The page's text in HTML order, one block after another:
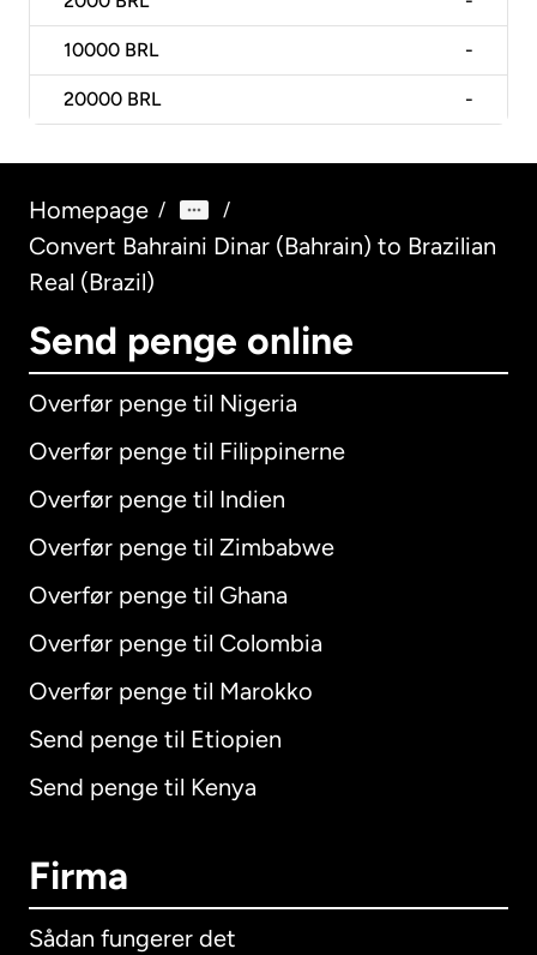
10000 BRL -
20000 BRL -
Homepage / /
Convert Bahraini Dinar (Bahrain) to Brazilian
Real (Brazil)
Send penge online
Overfør penge til Nigeria
Overfør penge til Filippinerne
Overfør penge til Indien
Overfør penge til Zimbabwe
Overfør penge til Ghana
Overfør penge til Colombia
Overfør penge til Marokko
Send penge til Etiopien
Send penge til Kenya
Firma
Sådan fungerer det